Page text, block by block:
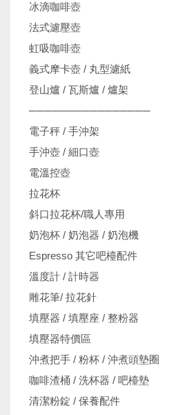
冰滴咖啡壺
法式濾壓壺
虹吸咖啡壺
義式摩卡壺 / 丸型濾紙
登山爐 / 瓦斯爐 / 爐架
────────────────
電子秤 / 手沖架
手沖壺 / 細口壺
電溫控壺
拉花杯
斜口拉花杯/職人專用
奶泡杯 / 奶泡器 / 奶泡機
Espresso 其它吧檯配件
溫度計 / 計時器
雕花筆/ 拉花針
填壓器 / 填壓座 / 整粉器
填壓器特價區
沖煮把手 / 粉杯 / 沖煮頭墊圈
咖啡渣桶 / 洗杯器 / 吧檯墊
清潔粉錠 / 保養配件